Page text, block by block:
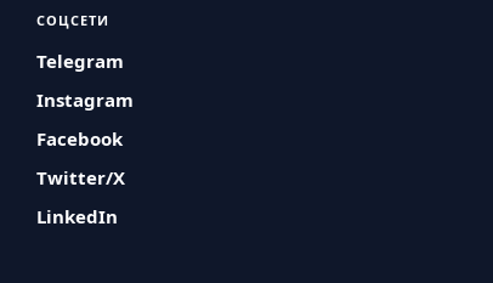
СОЦСЕТИ
Telegram
Instagram
Facebook
Twitter/X
LinkedIn